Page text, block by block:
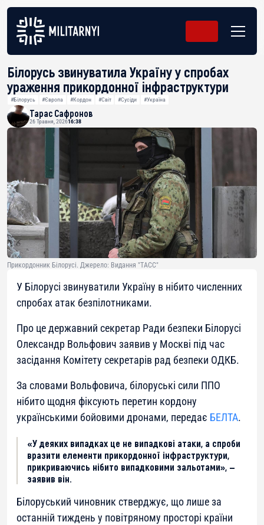
Білорусь звинуватила Україну у спробах
ураження прикордонної інфраструктури
#Білорусь #Європа #Кордон #Світ #Сусіди #Україна
Тарас Сафронов
26 Травня, 202616:38
Прикордонник Білорусі. Джерело: Видання "ТАСС"
У Білорусі звинуватили Україну в нібито численних
спробах атак безпілотниками.
Про це державний секретар Ради безпеки Білорусі
Олександр Вольфович заявив у Москві під час
засідання Комітету секретарів рад безпеки ОДКБ.
За словами Вольфовича, білоруські сили ППО
нібито щодня фіксують перетин кордону
українськими бойовими дронами, передає БЕЛТА.
«У деяких випадках це не випадкові атаки, а спроби
вразити елементи прикордонної інфраструктури,
прикриваючись нібито випадковими зальотами», —
заявив він.
Білоруський чиновник стверджує, що лише за
останній тиждень у повітряному просторі країни